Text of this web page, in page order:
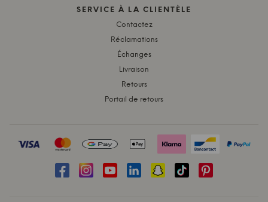
SERVICE À LA CLIENTÈLE
Contactez
Réclamations
Échanges
Livraison
Retours
Portail de retours